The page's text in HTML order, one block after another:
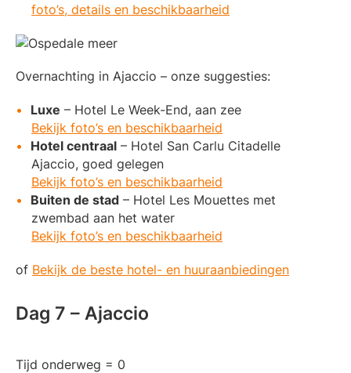
foto’s, details en beschikbaarheid
Overnachting in Ajaccio – onze suggesties:
Luxe – Hotel Le Week-End, aan zee
Bekijk foto’s en beschikbaarheid
Hotel centraal – Hotel San Carlu Citadelle
Ajaccio, goed gelegen
Bekijk foto’s en beschikbaarheid
Buiten de stad – Hotel Les Mouettes met
zwembad aan het water
Bekijk foto’s en beschikbaarheid
of Bekijk de beste hotel- en huuraanbiedingen
Dag 7 – Ajaccio
Tijd onderweg = 0